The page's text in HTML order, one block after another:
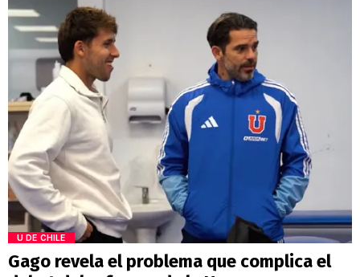
U DE CHILE
Gago revela el problema que complica el